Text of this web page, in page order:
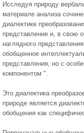
Исследуя природу
материале анализа
диалектике
представление и, в свою
наглядного
обобщенное
представления, но с
компонентом ".
Это диалектика
природе является
обобщения как